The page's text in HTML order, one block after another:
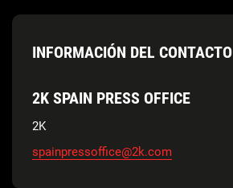
INFORMACIÓN DEL CONTACTO
2K SPAIN PRESS OFFICE
2K
spainpressoffice@2k.com